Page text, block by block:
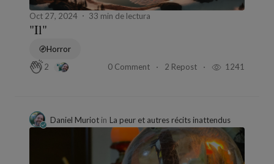
Oct 27, 2024 33 min de lectura
"Il"
Horror
2
0 Comment 2 Repost 1241
Daniel Muriot in La peur et autres récits inattendus